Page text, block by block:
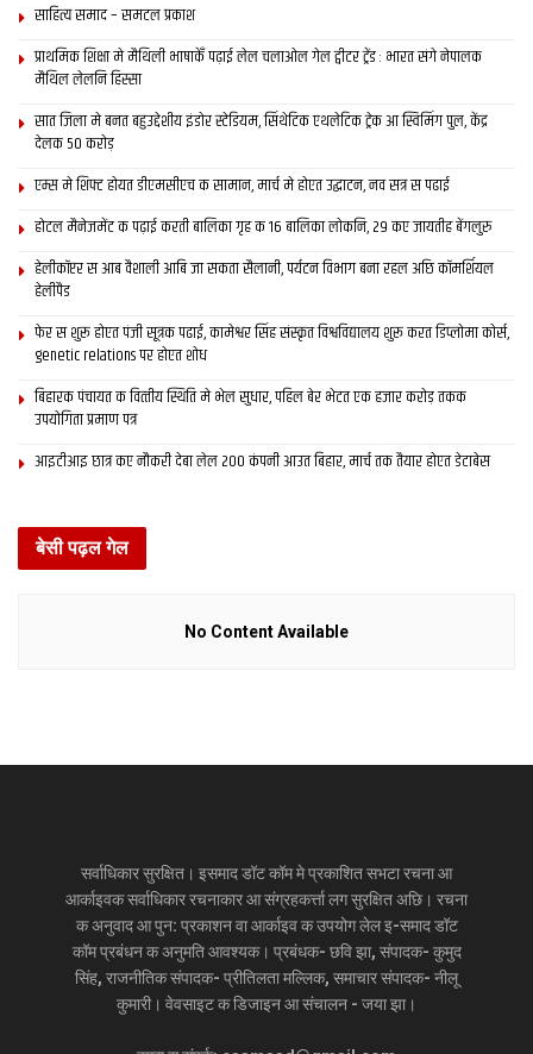
साहित्य समाद – समटल प्रकाश
प्राथमिक शि‍क्षा मे मैथि‍ली भाषाकेँ पढ़ाई लेल चलाओल गेल ट्वीटर ट्रेंड : भारत संगे नेपालक
मैथिल लेलनि हिस्सा
सात जिला मे बनत बहुउद्देशीय इंडोर स्‍टेडि‍यम, सिंथेटिक एथलेटिक ट्रेक आ स्विमिंग पुल, केंद्र
देलक 50 करोड़
एम्स मे शिफ्ट होयत डीएमसीएच क सामान, मार्च मे होएत उद्घाटन, नव सत्र स पढाई
होटल मैनेजमेंट क पढ़ाई करती बालिका गृह क 16 बालिका लोकनि, 29 कए जायतीह बेंगलुरु
हेलीकॉप्टर स आब वैशाली आबि जा सकता सैलानी, पर्यटन विभाग बना रहल अछि कॉमर्शियल
हेलीपैड
फेर स शुरू होएत पंजी सूत्रक पढाई, कामेश्वर सिंह संस्कृत विश्वविद्यालय शुरू करत डिप्लोमा कोर्स,
genetic relations पर होएत शोध
बिहारक पंचायत क वित्‍तीय स्थिति मे भेल सुधार, पहिल बेर भेटत एक हजार करोड़ तकक
उपयोगिता प्रमाण पत्र
आइटीआइ छात्र कए नौकरी देबा लेल 200 कंपनी आउत बिहार, मार्च तक तैयार होएत डेटाबेस
बेसी पढ़ल गेल
No Content Available
सर्वाधिकार सुरक्षित। इसमाद डॉट कॉम मे प्रकाशित सभटा रचना आ
आर्काइवक सर्वाधिकार रचनाकार आ संग्रहकर्त्ता लग सुरक्षित अछि। रचना
क अनुवाद आ पुन: प्रकाशन वा आर्काइव क उपयोग लेल इ-समाद डॉट
कॉम प्रबंधन क अनुमति आवश्यक। प्रबंधक- छवि झा, संपादक- कुमुद
सिंह, राजनीतिक संपादक- प्रीतिलता मल्लिक, समाचार संपादक- नीलू
कुमारी। वेवसाइट क डिजाइन आ संचालन - जया झा।